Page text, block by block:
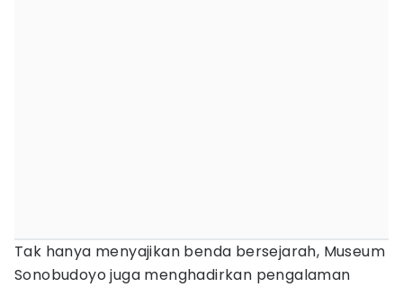
Tak hanya menyajikan benda bersejarah, Museum
Sonobudoyo juga menghadirkan pengalaman